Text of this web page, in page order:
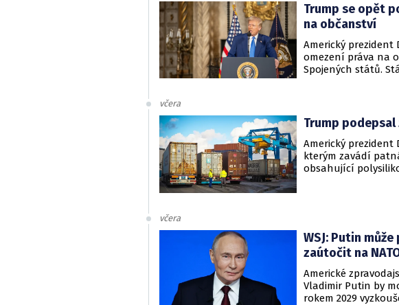
Trump se opět
na občanství
Americký prezident
omezení práva na
Spojených států.
včera
Trump
Americký
kterým zavádí
obsahující
včera
WSJ: Putin
zaútočit na
Americké
Vladimir Putin by
rokem 2029